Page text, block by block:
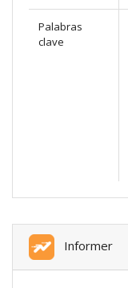
Palabras
clave
Informer